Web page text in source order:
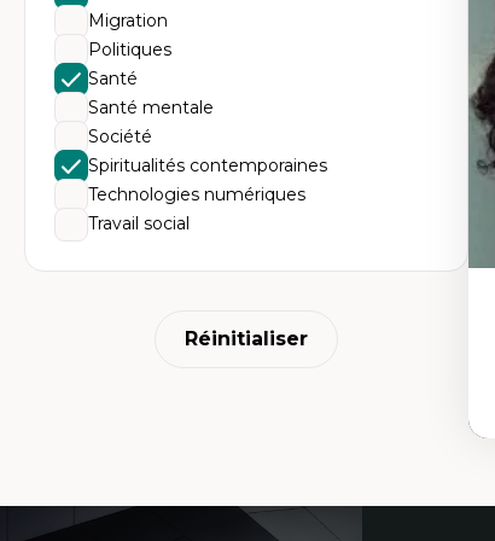
Migration
Politiques
Santé
Santé mentale
Société
Spiritualités contemporaines
Technologies numériques
Travail social
Réinitialiser